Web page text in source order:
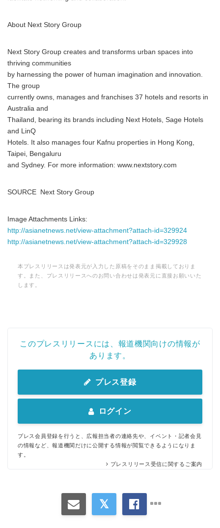
About Next Story Group
Next Story Group creates and transforms urban spaces into
thriving communities
by harnessing the power of human imagination and innovation.
The group
currently owns, manages and franchises 37 hotels and resorts in
Australia and
Thailand, bearing its brands including Next Hotels, Sage Hotels
and LinQ
Hotels. It also manages four Kafnu properties in Hong Kong,
Taipei, Bengaluru
and Sydney. For more information: www.nextstory.com
SOURCE Next Story Group
Image Attachments Links:
http://asianetnews.net/view-attachment?attach-id=329924
http://asianetnews.net/view-attachment?attach-id=329928
本プレスリリースは発表元が入力した原稿をそのまま掲載しておりま
す。また、プレスリリースへのお問い合わせは発表元に直接お願いいた
します。
このプレスリリースには、報道機関向けの情報が
あります。
プレス登録
ログイン
プレス会員登録を行うと、広報担当者の連絡先や、イベント・記者会見
の情報など、報道機関だけに公開する情報が閲覧できるようになりま
す。
プレスリリース受信に関するご案内
English